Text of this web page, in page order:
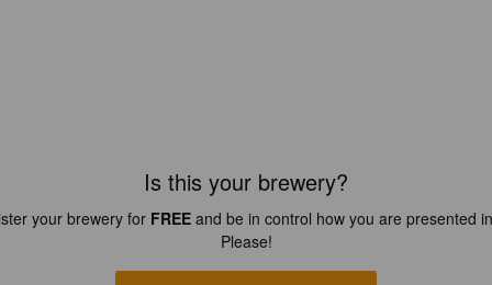
Is this your brewery?
your brewery for FREEand be in control how you are presented
Please!